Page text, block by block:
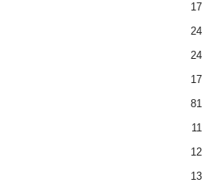
17
24
24
17
81
11
12
13